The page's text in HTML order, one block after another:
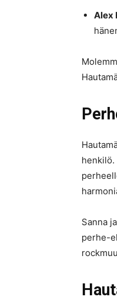
Alex
henkilö.
Sanna
perhe-